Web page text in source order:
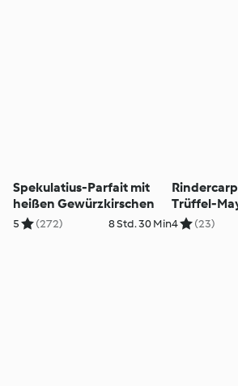
Spekulatius-Parfait mit
heißen Gewürzkirschen
5 (272) 8 Std. 30 Min
Trüffel-
4 (23)